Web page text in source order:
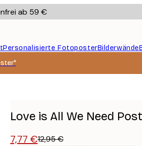
ab 59 €
Personalisierte FotoposterBilderwände
Love is All We Need
7,77 €12,95 €